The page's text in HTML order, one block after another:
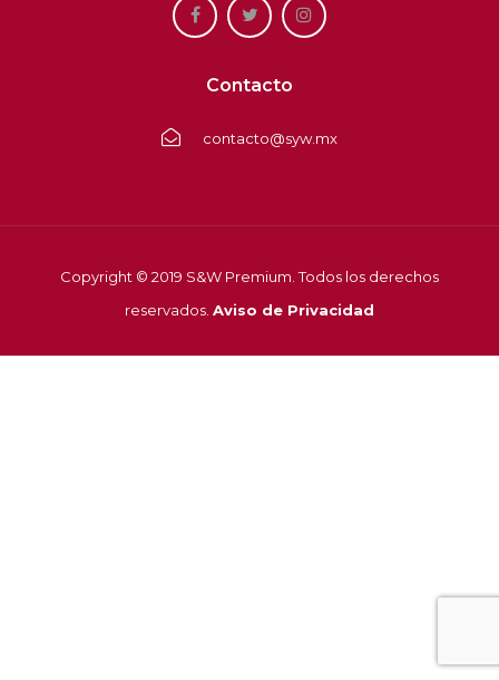
Contacto
contacto@syw.mx
Copyright © 2019 S&W Premium. Todos los derechos
reservados. Aviso de Privacidad